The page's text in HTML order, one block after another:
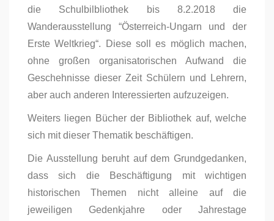
die Schulbilbliothek bis 8.2.2018 die
Wanderausstellung “Österreich-Ungarn und der
Erste Weltkrieg“. Diese soll es möglich machen,
ohne großen organisatorischen Aufwand die
Geschehnisse dieser Zeit Schülern und Lehrern,
aber auch anderen Interessierten aufzuzeigen.
Weiters liegen Bücher der Bibliothek auf, welche
sich mit dieser Thematik beschäftigen.
Die Ausstellung beruht auf dem Grundgedanken,
dass sich die Beschäftigung mit wichtigen
historischen Themen nicht alleine auf die
jeweiligen Gedenkjahre oder Jahrestage